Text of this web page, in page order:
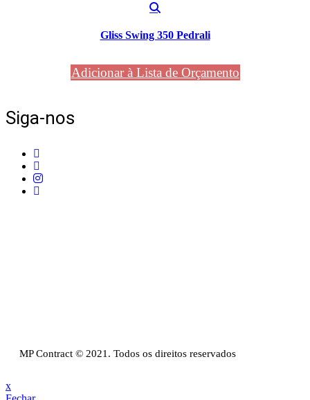
Gliss Swing 350 Pedrali
Adicionar à Lista de Orçamento
Siga-nos
MP Contract © 2021. Todos os direitos reservados
x